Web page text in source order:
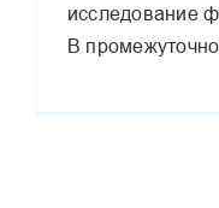
исследование
В